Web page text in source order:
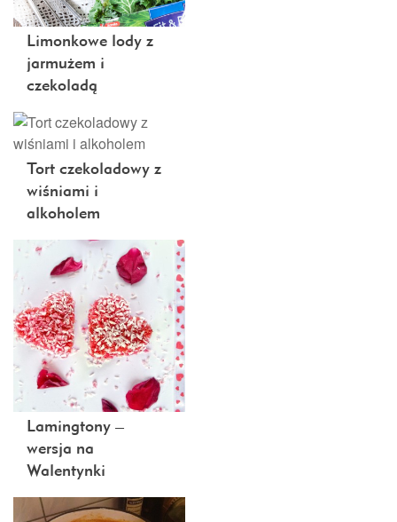
Limonkowe lody z
jarmużem i
czekoladą
Tort czekoladowy z
wiśniami i
alkoholem
Lamingtony –
wersja na
Walentynki